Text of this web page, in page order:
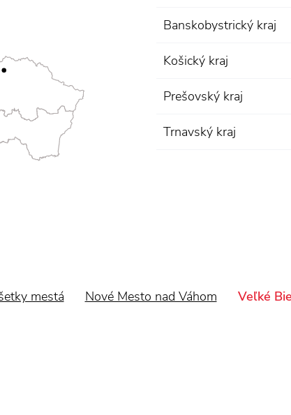
Banskobystrický kraj
Košický kraj
Prešovský kraj
Trnavský kraj
mestá Nové Mesto nad Váhom Veľké